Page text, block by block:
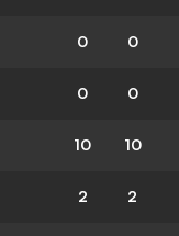
0 0
0 0
10 10
2 2